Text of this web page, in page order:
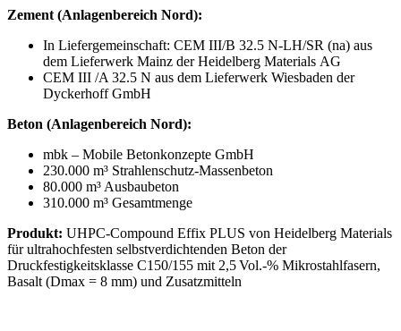
Zement (Anlagenbereich Nord):
In Liefergemeinschaft: CEM III/B 32.5 N-LH/SR (na) aus
dem Lieferwerk Mainz der Heidelberg Materials AG
CEM III /A 32.5 N aus dem Lieferwerk Wiesbaden der
Dyckerhoff GmbH
Beton (Anlagenbereich Nord):
mbk – Mobile Betonkonzepte GmbH
230.000 m³ Strahlenschutz-Massenbeton
80.000 m³ Ausbaubeton
310.000 m³ Gesamtmenge
Produkt: UHPC-Compound Effix PLUS von Heidelberg Materials
für ultrahochfesten selbstverdichtenden Beton der
Druckfestigkeitsklasse C150/155 mit 2,5 Vol.-% Mikrostahlfasern,
Basalt (Dmax = 8 mm) und Zusatzmitteln